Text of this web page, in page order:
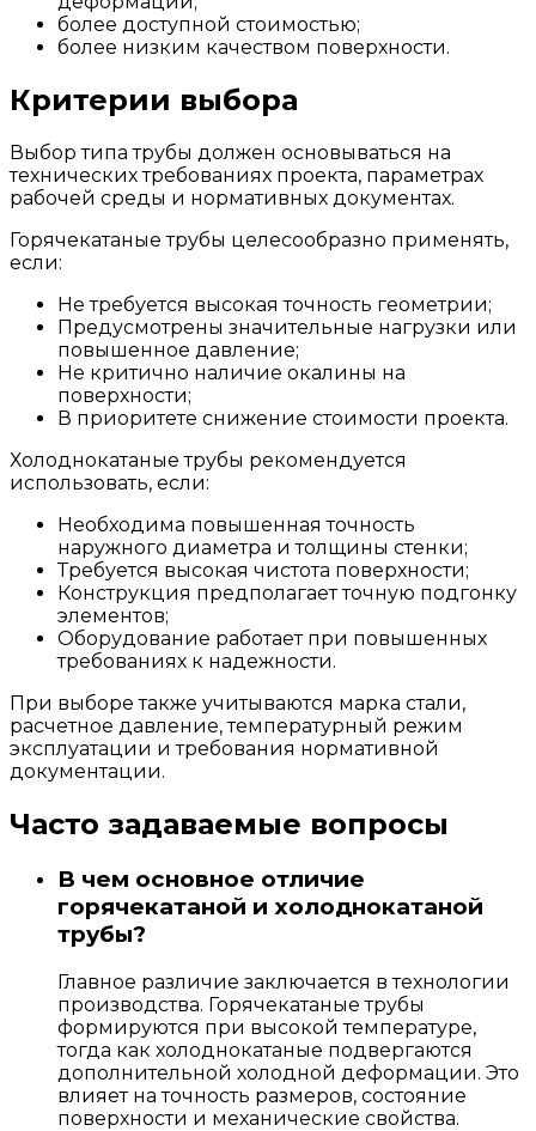
более доступной стоимостью;
более низким качеством поверхности.
Критерии выбора
Выбор типа трубы должен основываться на
технических требованиях проекта, параметрах
рабочей среды и нормативных документах.
Горячекатаные трубы целесообразно применять,
если:
Не требуется высокая точность геометрии;
Предусмотрены значительные нагрузки или
повышенное давление;
Не критично наличие окалины на
поверхности;
В приоритете снижение стоимости проекта.
Холоднокатаные трубы рекомендуется
использовать, если:
Необходима повышенная точность
наружного диаметра и толщины стенки;
Требуется высокая чистота поверхности;
Конструкция предполагает точную подгонку
элементов;
Оборудование работает при повышенных
требованиях к надежности.
При выборе также учитываются марка стали,
расчетное давление, температурный режим
эксплуатации и требования нормативной
документации.
Часто задаваемые вопросы
В чем основное отличие
горячекатаной и холоднокатаной
трубы?
Главное различие заключается в технологии
производства. Горячекатаные трубы
формируются при высокой температуре,
тогда как холоднокатаные подвергаются
дополнительной холодной деформации. Это
влияет на точность размеров, состояние
поверхности и механические свойства.